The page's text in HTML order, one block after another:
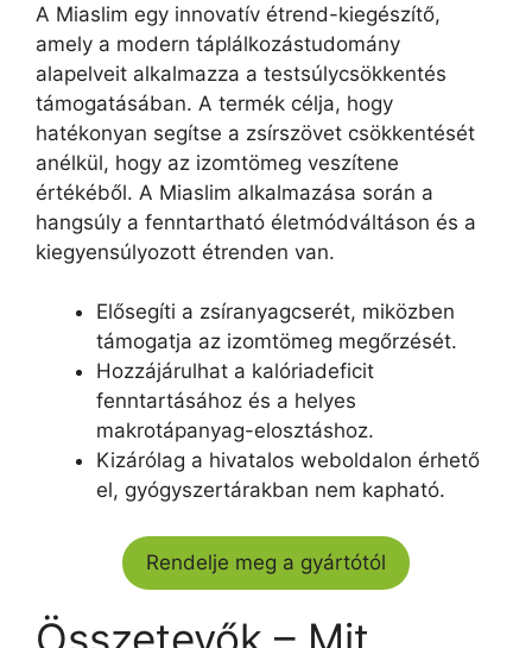
A Miaslim egy innovatív étrend-kiegészítő,
amely a modern táplálkozástudomány
alapelveit alkalmazza a testsúlycsökkentés
támogatásában. A termék célja, hogy
hatékonyan segítse a zsírszövet csökkentését
anélkül, hogy az izomtömeg veszítene
értékéből. A Miaslim alkalmazása során a
hangsúly a fenntartható életmódváltáson és a
kiegyensúlyozott étrenden van.
Elősegíti a zsíranyagcserét, miközben
támogatja az izomtömeg megőrzését.
Hozzájárulhat a kalóriadeficit
fenntartásához és a helyes
makrotápanyag-elosztáshoz.
Kizárólag a hivatalos weboldalon érhető
el, gyógyszertárakban nem kapható.
Rendelje meg a gyártótól
Összetevők – Mit